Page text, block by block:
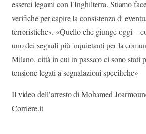
esserci legami con l’Inghilterra. Stiamo
verifiche per capire la consistenza di
terroristiche». «Quello che giunge oggi –
uno dei segnali più inquietanti per la
Milano, città in cui in passato ci sono stati
tensione legati a segnalazioni specifiche»
Il video dell’arresto di Mohamed
Corriere.it